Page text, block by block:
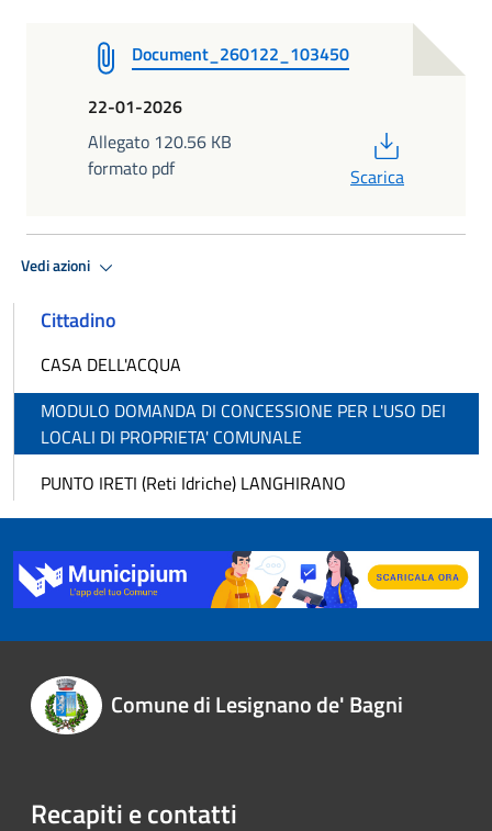
Document_260122_103450
22-01-2026
Allegato 120.56 KB
formato pdf
Scarica
Vedi azioni
Cittadino
CASA DELL'ACQUA
MODULO DOMANDA DI CONCESSIONE PER L'USO DEI
LOCALI DI PROPRIETA' COMUNALE
PUNTO IRETI (Reti Idriche) LANGHIRANO
Comune di Lesignano de' Bagni
Recapiti e contatti